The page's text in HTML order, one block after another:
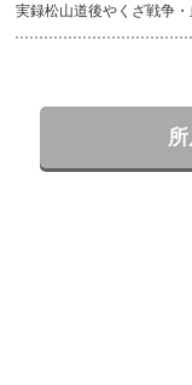
実録松山道後やくざ戦争